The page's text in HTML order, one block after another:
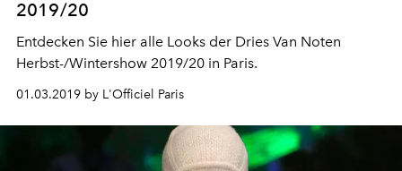
2019/20
Entdecken Sie hier alle Looks der Dries Van Noten
Herbst-/Wintershow 2019/20 in Paris.
01.03.2019 by L'Officiel Paris